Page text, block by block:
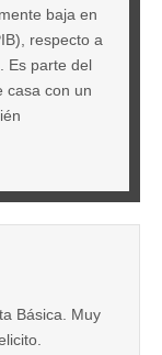
baja en
respecto a
Es parte del
casa con un
Básica. Muy